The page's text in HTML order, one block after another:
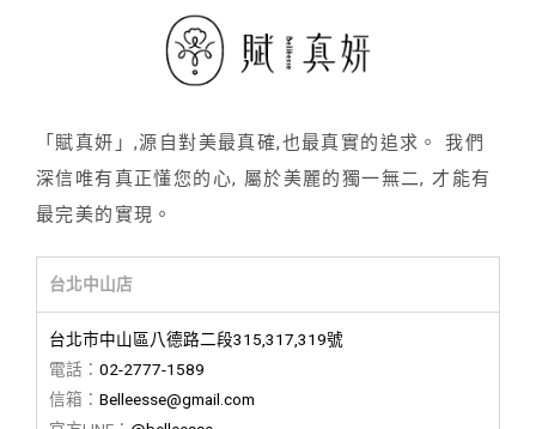
「賦真妍」,源自對美最真確,也最真實的追求。 我們
深信唯有真正懂您的心, 屬於美麗的獨一無二, 才能有
最完美的實現。
台北中山店
台北市中山區八德路二段315,317,319號
電話： 02-2777-1589
信箱： Belleesse@gmail.com